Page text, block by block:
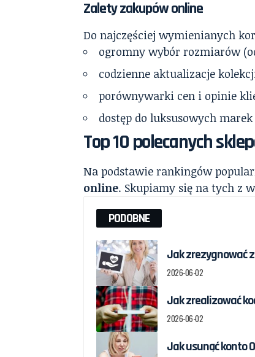
Zalety zakupów online
Do najczęściej wymienianych
ogromny wybór rozmiarów
codzienne aktualizacje
porównywarki cen i opinie
dostęp do luksusowych
Top 10 polecanych
Na podstawie rankingów
online. Skupiamy się na tych z
PODOBNE
Jak zrezygnować
2026-06-02
Jak zrealizować
2026-06-02
Jak usunąć konto